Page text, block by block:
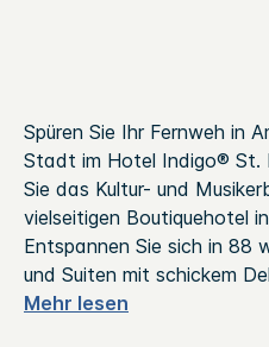
Spüren Sie Ihr Fernweh in
Stadt im Hotel Indigo® St.
Sie das Kultur- und
vielseitigen Boutiquehotel
Entspannen Sie sich in 88
und Suiten mit schickem
Mehr lesen